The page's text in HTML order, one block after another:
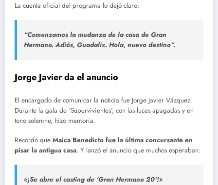
La cuenta oficial del programa lo dejó claro:
“Comenzamos la mudanza de la casa de Gran
Hermano. Adiós, Guadalix. Hola, nuevo destino”.
Jorge Javier da el anuncio
El encargado de comunicar la noticia fue Jorge Javier Vázquez.
Durante la gala de ‘Supervivientes’, con las luces apagadas y en
tono solemne, hizo memoria.
Recordó que Maica Benedicto fue la última concursante en
pisar la antigua casa. Y lanzó el anuncio que muchos esperaban:
«¡Se abre el casting de ‘Gran Hermano 20’!»